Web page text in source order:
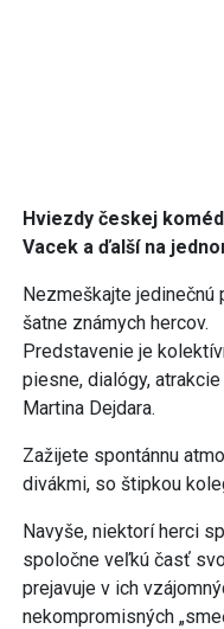
Hviezdy českej
Vacek a ďalší na
Nezmeškajte
šatne známych hercov.
Predstavenie je
piesne, dialógy,
Martina Dejdara.
Zažijete spontánnu
divákmi, so štipkou
Navyše, niektorí herci
spoločne veľkú časť
prejavuje v ich
nekompromisných